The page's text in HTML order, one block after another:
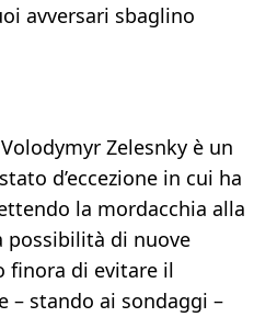
avversari sbaglino
Zelesnky è un
d’eccezione in cui ha
la mordacchia alla
possibilità di nuove
finora di evitare il
– stando ai sondaggi –